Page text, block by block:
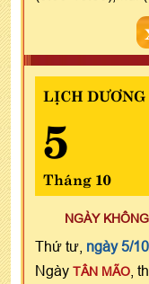
LỊCH DƯƠNG
5
Tháng 10
NGÀY
Thứ tư, ngày 5/
Ngày TÂN MÃO ,